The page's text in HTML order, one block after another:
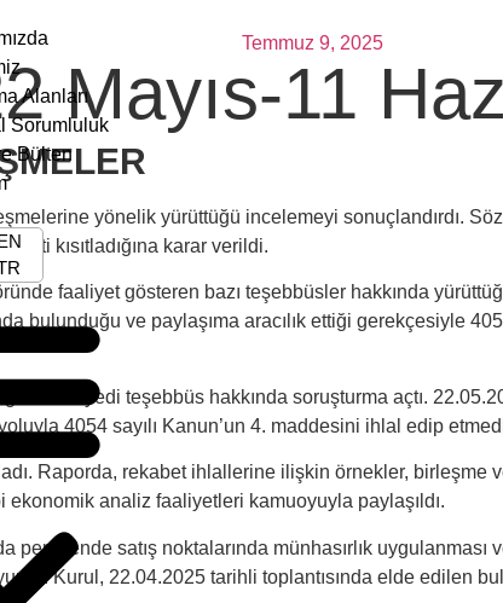
Alanları
Sorumluluk
Bülten
Temmuz 9, 2025
Mayıs-11
yönelik yürüttüğü incelemeyi sonuçlandırdı.
kısıtladığına karar verildi.
faaliyet gösteren bazı teşebbüsler hakkında
bulunduğu ve paylaşıma aracılık ettiği gerekçesiyle
yedi teşebbüs hakkında soruşturma açtı.
4054 sayılı Kanun’un 4. maddesini ihlal edip
Raporda, rekabet ihlallerine ilişkin örnekler,
analiz faaliyetleri kamuoyuyla paylaşıldı.
perakende satış noktalarında münhasırlık
Kurul, 22.04.2025 tarihli toplantısında elde edilen